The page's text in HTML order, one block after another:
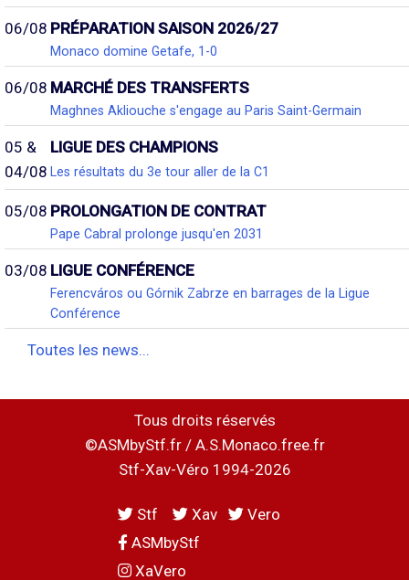
06/08 PRÉPARATION SAISON 2026/27
Monaco domine Getafe, 1-0
06/08 MARCHÉ DES TRANSFERTS
Maghnes Akliouche s'engage au Paris Saint-Germain
05 &
04/08
LIGUE DES CHAMPIONS
Les résultats du 3e tour aller de la C1
05/08 PROLONGATION DE CONTRAT
Pape Cabral prolonge jusqu'en 2031
03/08 LIGUE CONFÉRENCE
Ferencváros ou Górnik Zabrze en barrages de la Ligue
Conférence
Toutes les news...
Tous droits réservés
©ASMbyStf.fr / A.S.Monaco.free.fr
Stf-Xav-Véro 1994-2026
Stf Xav
Vero
ASMbyStf
XaVero